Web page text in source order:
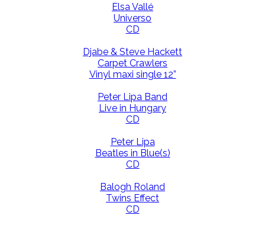
Elsa Vallé
Universo
CD
Djabe & Steve Hackett
Carpet Crawlers
Vinyl maxi single 12”
Peter Lipa Band
Live in Hungary
CD
Peter Lipa
Beatles in Blue(s)
CD
Balogh Roland
Twins Effect
CD